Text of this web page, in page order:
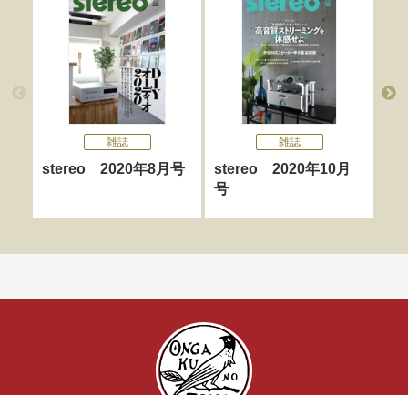
雑誌
stereo 2020年8月号
雑誌
stereo 2020年10月
号